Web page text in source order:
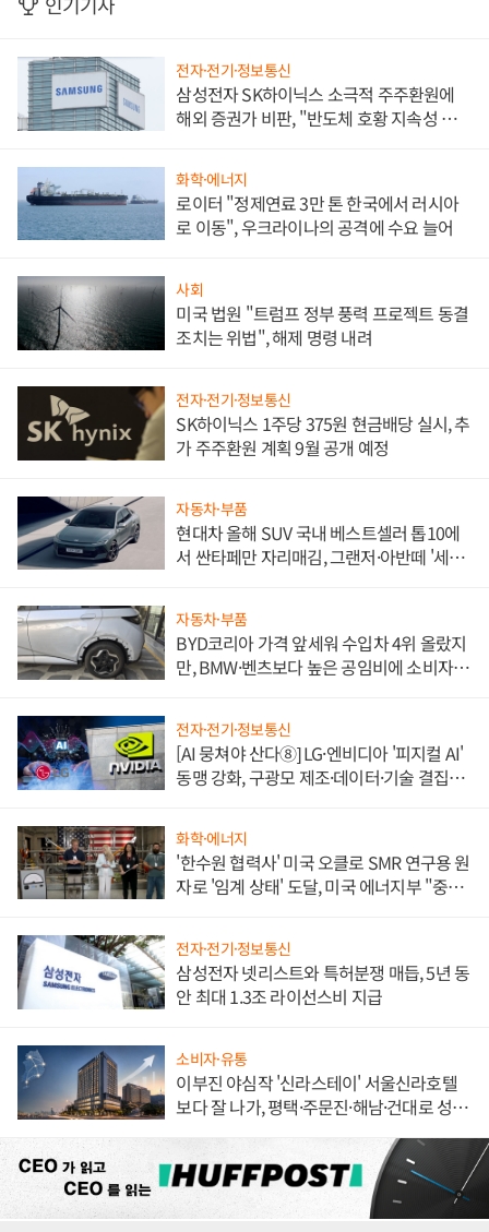
전자·전기·정보통신
삼성전자 SK하이닉스 소극적 주주환원에
해외 증권가 비판, "반도체 호황 지속성 의
화학·에너지
로이터 "정제연료 3만 톤 한국에서 러시아
로 이동", 우크라이나의 공격에 수요 늘어
사회
미국 법원 "트럼프 정부 풍력 프로젝트 동결
조치는 위법", 해제 명령 내려
전자·전기·정보통신
SK하이닉스 1주당 375원 현금배당 실시, 추
가 주주환원 계획 9월 공개 예정
자동차·부품
현대차 올해 SUV 국내 베스트셀러 톱10에
서 싼타페만 자리매김, 그랜저·아반떼 '세단
자동차·부품
BYD코리아 가격 앞세워 수입차 4위 올랐지
만, BMW·벤츠보다 높은 공임비에 소비자
전자·전기·정보통신
[AI 뭉쳐야 산다⑧] LG·엔비디아 '피지컬 AI'
동맹 강화, 구광모 제조·데이터·기술 결집
화학·에너지
'한수원 협력사' 미국 오클로 SMR 연구용 원
자로 '임계 상태' 도달, 미국 에너지부 "중요
전자·전기·정보통신
삼성전자 넷리스트와 특허분쟁 매듭, 5년 동
안 최대 1.3조 라이선스비 지급
소비자·유통
이부진 야심작 '신라스테이' 서울신라호텔
보다 잘 나가, 평택·주문진·해남·건대로 성